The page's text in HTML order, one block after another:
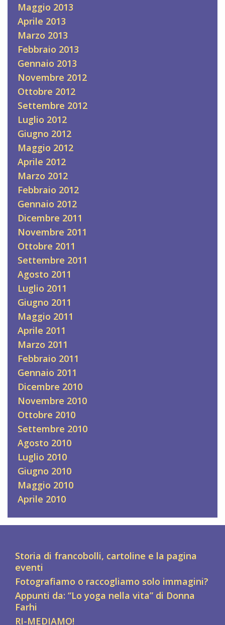
Maggio 2013
Aprile 2013
Marzo 2013
Febbraio 2013
Gennaio 2013
Novembre 2012
Ottobre 2012
Settembre 2012
Luglio 2012
Giugno 2012
Maggio 2012
Aprile 2012
Marzo 2012
Febbraio 2012
Gennaio 2012
Dicembre 2011
Novembre 2011
Ottobre 2011
Settembre 2011
Agosto 2011
Luglio 2011
Giugno 2011
Maggio 2011
Aprile 2011
Marzo 2011
Febbraio 2011
Gennaio 2011
Dicembre 2010
Novembre 2010
Ottobre 2010
Settembre 2010
Agosto 2010
Luglio 2010
Giugno 2010
Maggio 2010
Aprile 2010
Storia di francobolli, cartoline e la pagina
eventi
Fotografiamo o raccogliamo solo immagini?
Appunti da: “Lo yoga nella vita” di Donna
Farhi
RI-MEDIAMO!